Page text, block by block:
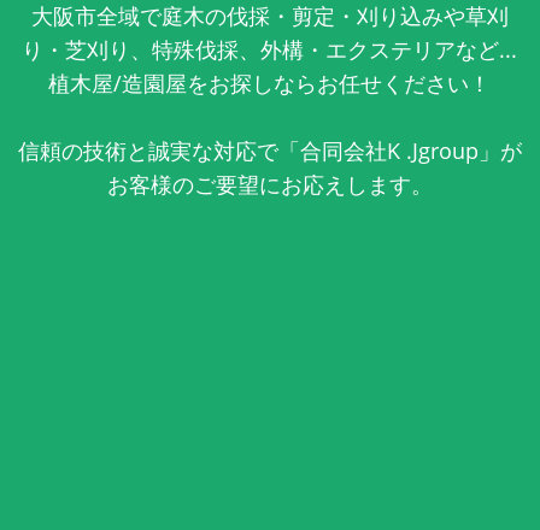
大阪市全域で庭木の伐採・剪定・刈り込みや草刈
り・芝刈り、特殊伐採、外構・エクステリアなど...
植木屋/造園屋をお探しならお任せください！
信頼の技術と誠実な対応で「合同会社K .Jgroup」が
お客様のご要望にお応えします。